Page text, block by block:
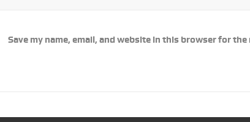
Save my name, email, and website in this browser for